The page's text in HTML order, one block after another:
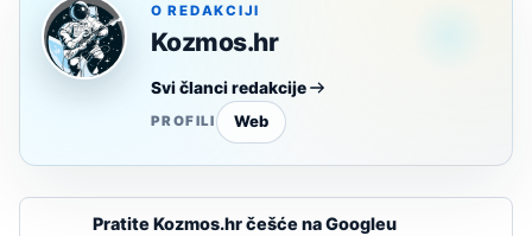
O REDAKCIJI
Kozmos.hr
Svi članci redakcije
PROFILI Web
Pratite Kozmos.hr češće na Googleu